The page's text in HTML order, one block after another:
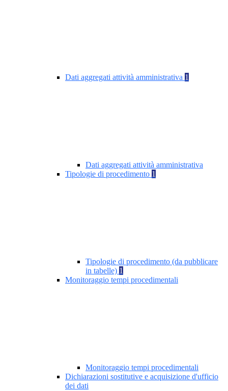
Dati aggregati attività amministrativa 1
Dati aggregati attività amministrativa
Tipologie di procedimento 1
Tipologie di procedimento (da pubblicare
in tabelle) 1
Monitoraggio tempi procedimentali
Monitoraggio tempi procedimentali
Dichiarazioni sostitutive e acquisizione d'ufficio
dei dati